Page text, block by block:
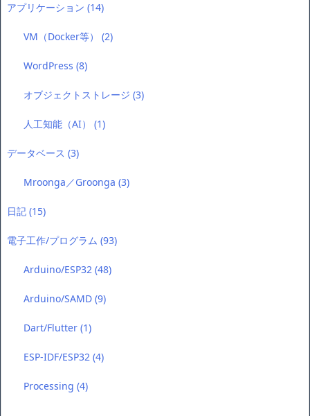
アプリケーション (14)
VM（Docker等）(2)
WordPress(8)
オブジェクトストレージ(3)
人工知能（AI）(1)
データベース (3)
Mroonga／Groonga(3)
日記 (15)
電子工作/プログラム (93)
Arduino/ESP32(48)
Arduino/SAMD(9)
Dart/Flutter(1)
ESP-IDF/ESP32(4)
Processing(4)